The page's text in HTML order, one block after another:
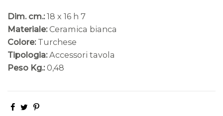
Dim. cm.: 18 x 16 h 7
Materiale: Ceramica bianca
Colore: Turchese
Tipologia: Accessori tavola
Peso Kg.: 0,48